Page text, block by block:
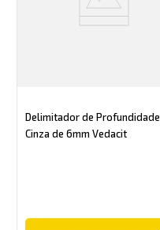
Delimitador de Profundidade
Cinza de 6mm Vedacit